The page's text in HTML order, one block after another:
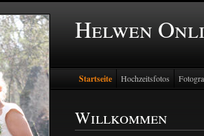
Helwen
Startseite Hochzeitsfotos
Willkommen